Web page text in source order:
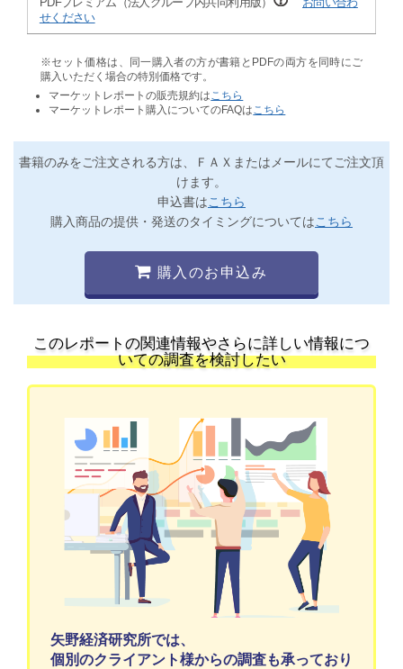
せください
※セット価格は、同一購入者の方が書籍とPDFの両方を同時にご
購入いただく場合の特別価格です。
マーケットレポートの販売規約は こちら
マーケットレポート購入についてのFAQは こちら
書籍のみをご注文される方は、ＦＡＸまたはメールにてご注文頂
けます。
申込書はこちら
購入商品の提供・発送のタイミングについてはこちら
購入のお申込み
このレポートの関連情報やさらに詳しい情報につ
いての調査を検討したい
矢野経済研究所では、
個別のクライアント様からの調査も承っており